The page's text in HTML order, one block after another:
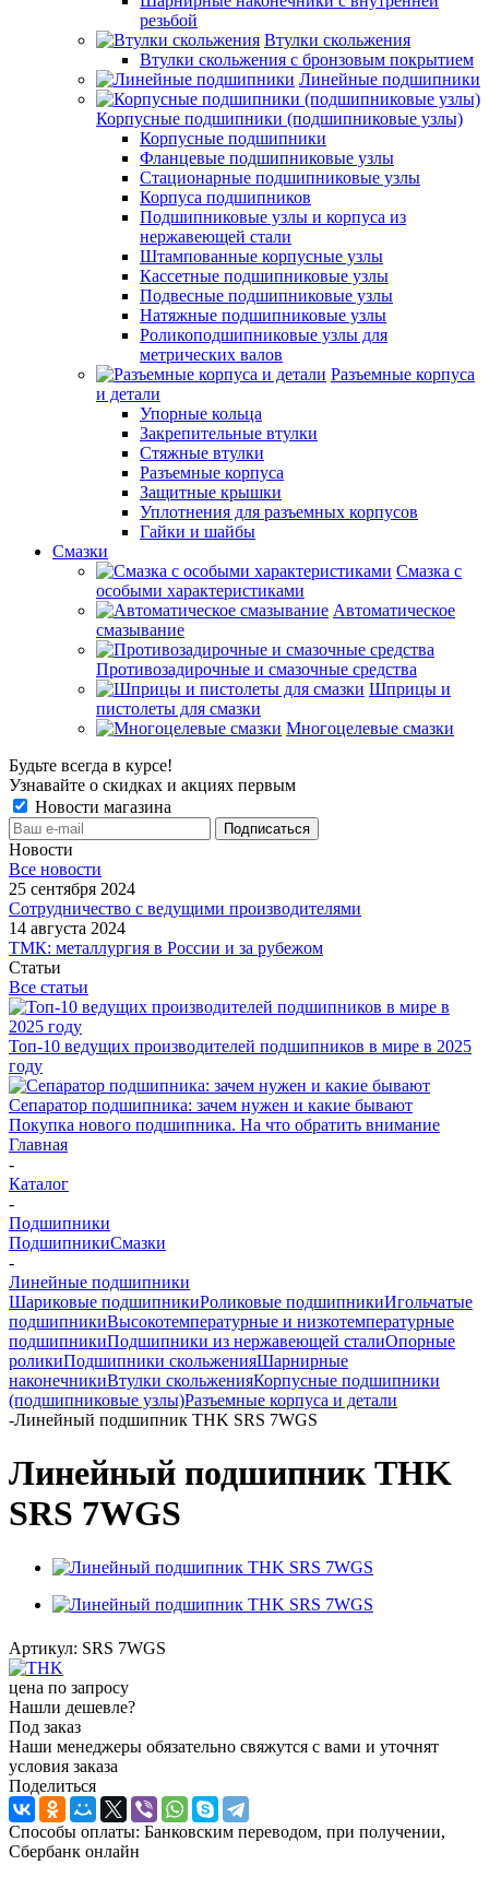
резьбой
Втулки скольжения
Втулки скольжения с бронзовым покрытием
Линейные подшипники
Корпусные подшипники (подшипниковые узлы)
Корпусные подшипники
Фланцевые подшипниковые узлы
Стационарные подшипниковые узлы
Корпуса подшипников
Подшипниковые узлы и корпуса из
нержавеющей стали
Штампованные корпусные узлы
Кассетные подшипниковые узлы
Подвесные подшипниковые узлы
Натяжные подшипниковые узлы
Роликоподшипниковые узлы для
метрических валов
Разъемные корпуса
и детали
Упорные кольца
Закрепительные втулки
Стяжные втулки
Разъемные корпуса
Защитные крышки
Уплотнения для разъемных корпусов
Гайки и шайбы
Смазки
Смазка с
особыми характеристиками
Автоматическое
смазывание
Противозадирочные и смазочные средства
Шприцы и
пистолеты для смазки
Многоцелевые смазки
Будьте всегда в курсе!
Узнавайте о скидках и акциях первым
Новости магазина
Новости
Все новости
25 сентября 2024
Сотрудничество с ведущими производителями
14 августа 2024
ТМК: металлургия в России и за рубежом
Статьи
Все статьи
Топ-10 ведущих производителей подшипников в мире в 2025
году
Сепаратор подшипника: зачем нужен и какие бывают
Покупка нового подшипника. На что обратить внимание
Главная
-
Каталог
-
Подшипники
ПодшипникиСмазки
-
Линейные подшипники
Шариковые подшипникиРоликовые подшипникиИгольчатые
подшипникиВысокотемпературные и низкотемпературные
подшипникиПодшипники из нержавеющей сталиОпорные
роликиПодшипники скольженияШарнирные
наконечникиВтулки скольженияКорпусные подшипники
(подшипниковые узлы)Разъемные корпуса и детали
-Линейный подшипник THK SRS 7WGS
Линейный подшипник THK
SRS 7WGS
Артикул: SRS 7WGS
цена по запросу
Нашли дешевле?
Под заказ
Наши менеджеры обязательно свяжутся с вами и уточнят
условия заказа
Поделиться
Способы оплаты: Банковским переводом, при получении,
Сбербанк онлайн